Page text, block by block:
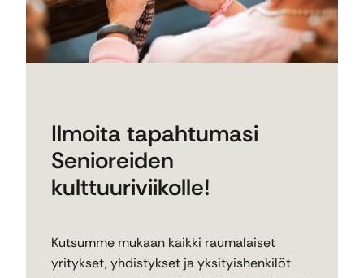
Ilmoita tapahtumasi
Senioreiden
kulttuuriviikolle!
Kutsumme mukaan kaikki raumalaiset
yritykset, yhdistykset ja yksityishenkilöt